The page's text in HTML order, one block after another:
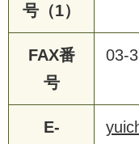
号（1）
FAX番
号
03-
E-